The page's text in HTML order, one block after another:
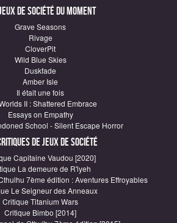
de société du moment
Grave Seasons
Rivage
CloverPit
Wild Blue Skies
Duskfade
Amber Isle
Il était une fois
II : Shattered Embrace
Essays on Empathy
School - Silent Escape Horror
de Jeux de société
Capitaine Vaudou [2020]
La demeure de R'lyeh
7ème édition : Aventures Effroyables
Le Seigneur des Anneaux
Critique Titanium Wars
Critique Bimbo [2014]